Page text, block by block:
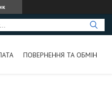
ПОВЕРНЕННЯ ТА ОБМІН